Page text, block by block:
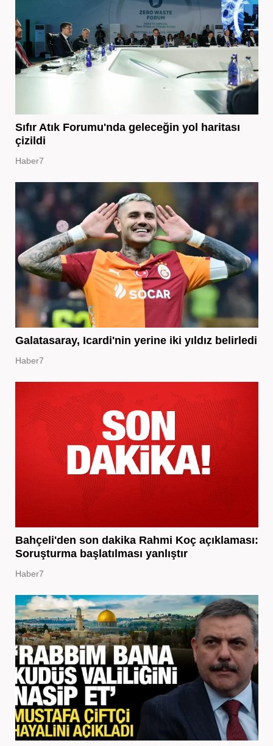
Sıfır Atık Forumu'nda geleceğin yol haritası
çizildi
Haber7
Galatasaray, Icardi'nin yerine iki yıldız belirledi
Haber7
Bahçeli'den son dakika Rahmi Koç açıklaması:
Soruşturma başlatılması yanlıştır
Haber7